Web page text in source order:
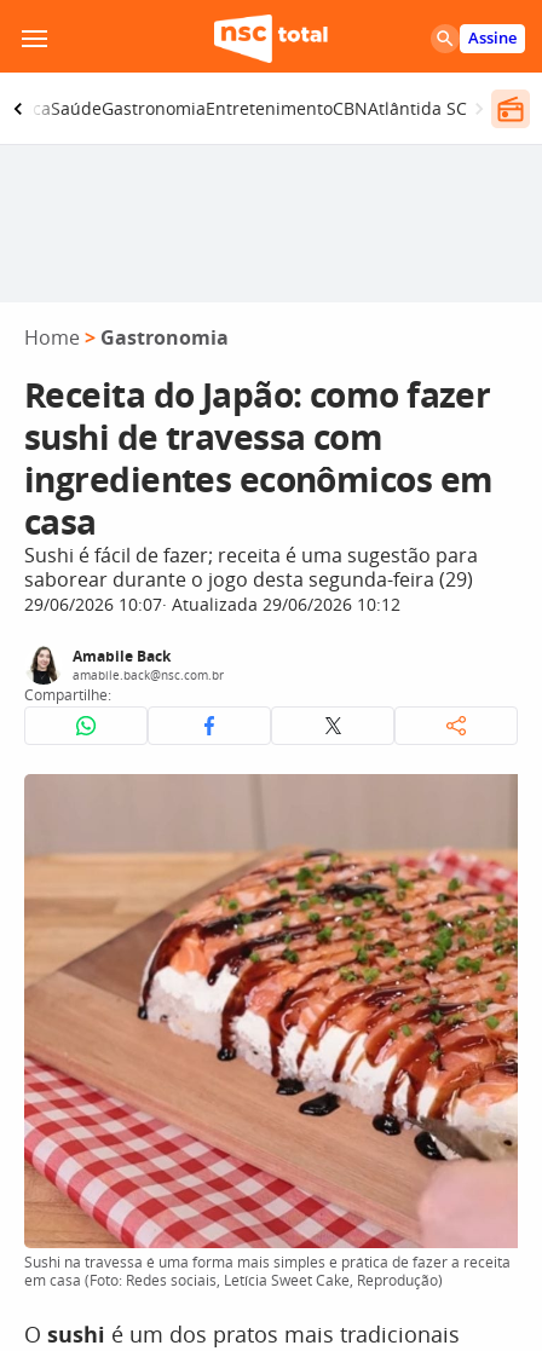
para
o
conteúdo
Assine
SaúdeGastronomiaEntretenimentoCBNAtlântida SC
Home > Gastronomia
Receita do Japão: como fazer
sushi de travessa com
ingredientes econômicos em
casa
Sushi é fácil de fazer; receita é uma sugestão para
saborear durante o jogo desta segunda-feira (29)
29/06/2026 10:07 Atualizada 29/06/2026 10:12
Amabile Back
amabile.back@nsc.com.br
Compartilhe:
Sushi na travessa é uma forma mais simples e prática de fazer a receita
em casa (Foto: Redes sociais, Letícia Sweet Cake, Reprodução)
O sushi é um dos pratos mais tradicionais